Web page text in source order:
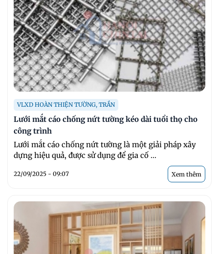
VLXD HOÀN THIỆN TƯỜNG, TRẦN
Lưới mắt cáo chống nứt tường kéo dài tuổi thọ cho
công trình
Lưới mắt cáo chống nứt tường là một giải pháp xây
dựng hiệu quả, được sử dụng để gia cố ...
22/09/2025 - 09:07 Xem thêm